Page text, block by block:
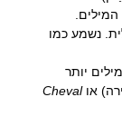
נשמע כמו
יותר
אוCheval